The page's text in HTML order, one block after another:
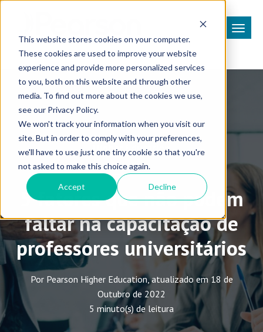
This website stores cookies on your computer.
These cookies are used to improve your website
experience and provide more personalized services
to you, both on this website and through other
media. To find out more about the cookies we use,
see our Privacy Policy.
We won't track your information when you visit our
site. But in order to comply with your preferences,
we'll have to use just one tiny cookie so that you're
not asked to make this choice again.
Accept Decline
Higher Education
5 fatores que não podem
faltar na capacitação de
professores universitários
Por Pearson Higher Education, atualizado em 18 de
Outubro de 2022
5 minuto(s) de leitura